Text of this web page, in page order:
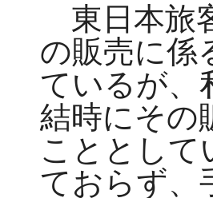
東日本旅
の販売に係
ているが、
結時にその
こととして
ておらず、